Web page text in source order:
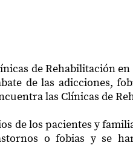
de Rehabilitación
de las adicciones,
las Clínicas de
de los pacientes y
o fobias y se